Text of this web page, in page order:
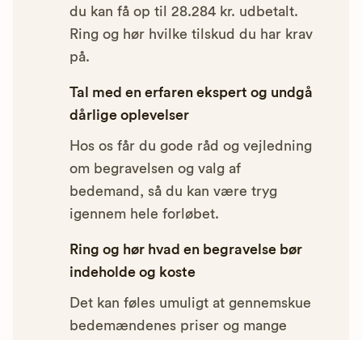
du kan få op til 28.284 kr. udbetalt.
Ring og hør hvilke tilskud du har krav
på.
Tal med en erfaren ekspert og undgå
dårlige oplevelser
Hos os får du gode råd og vejledning
om begravelsen og valg af
bedemand, så du kan være tryg
igennem hele forløbet.
Ring og hør hvad en begravelse bør
indeholde og koste
Det kan føles umuligt at gennemskue
bedemændenes priser og mange